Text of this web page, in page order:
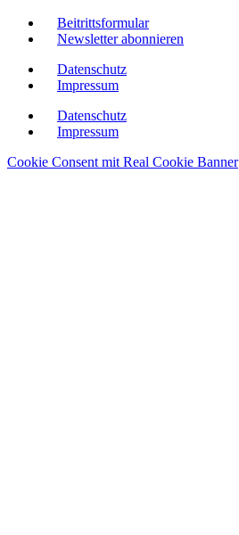
Beitrittsformular
Newsletter abonnieren
Datenschutz
Impressum
Datenschutz
Impressum
Cookie Consent mit Real Cookie Banner